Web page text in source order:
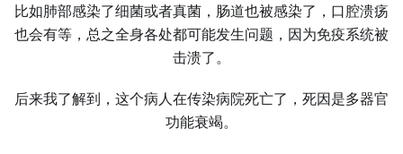
比如肺部感染了细菌或者真菌，肠道也被感染了，口腔溃疡
也会有等，总之全身各处都可能发生问题，因为免疫系统被
击溃了。
后来我了解到，这个病人在传染病院死亡了，死因是多器官
功能衰竭。